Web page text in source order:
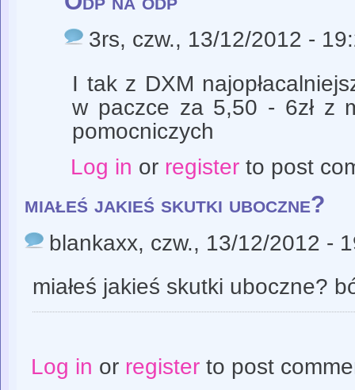
3rs, czw., 13/12/2012 -
I tak z DXM
w paczce za 5,50 - 6zł z
pomocniczych
Log in or registerto post
miałeś jakieś skutki uboczne?
blankaxx, czw., 13/12/2012 -
miałeś jakieś skutki uboczne?
Log in or registerto post